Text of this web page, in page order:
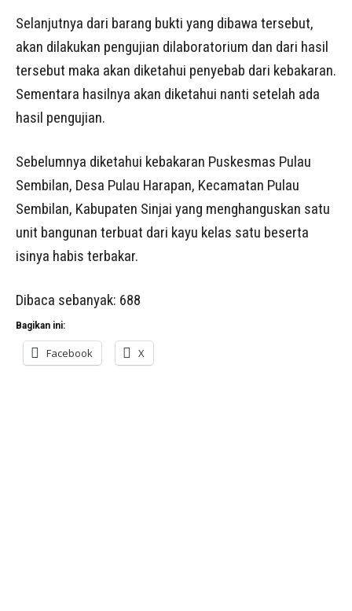
Selanjutnya dari barang bukti yang dibawa tersebut,
akan dilakukan pengujian dilaboratorium dan dari hasil
tersebut maka akan diketahui penyebab dari kebakaran.
Sementara hasilnya akan diketahui nanti setelah ada
hasil pengujian.
Sebelumnya diketahui kebakaran Puskesmas Pulau
Sembilan, Desa Pulau Harapan, Kecamatan Pulau
Sembilan, Kabupaten Sinjai yang menghanguskan satu
unit bangunan terbuat dari kayu kelas satu beserta
isinya habis terbakar.
Dibaca sebanyak: 688
Bagikan ini:
Facebook X